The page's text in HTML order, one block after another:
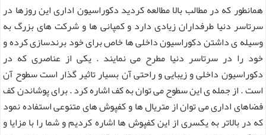
همانطور که در مطالب بالا مطالعه کردید دکوراسیون اداری این روزها در
سرتاسر دنیا طرفداران زیادی دارد و کمپانی ها و شرکت های بزرگ به
وسیله ی داشتن دکوراسیون داخلی ها خاص برای خود برندسازی کرده و
خود را در سرتاسر دنیا مطرح می نمایند . یکی از عناصری که در
دکوراسیون داخلی و زیبایی و راحتی آن بسیار تاثیر گذار است سطوح آن
است . از جمله ی این سطوح می توان به کف اشاره کرد . برای پوشاندن کف
فضاهای اداری می توان از متریال ها و کفپوش های متنوعی استفاده نمود
که در بالاتر به یکسری از این کفپوش ها اشاره کردیم و شما را با مزایا و